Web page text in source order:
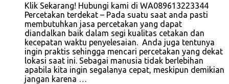
Klik Sekarang! Hubungi kami di WA089613223344
Percetakan terdekat – Pada suatu saat anda pasti
membutuhkan jasa percetakan yang dapat
diandalkan baik dalam segi kualitas cetakan dan
kecepatan waktu penyelesaian. Anda juga tentunya
ingin praktis sehingga mencari percetakan yang dekat
lokasi saat ini. Sebagai manusia tidak berlebihan
apabila kita ingin segalanya cepat, meskipun demikian
jangan karena …